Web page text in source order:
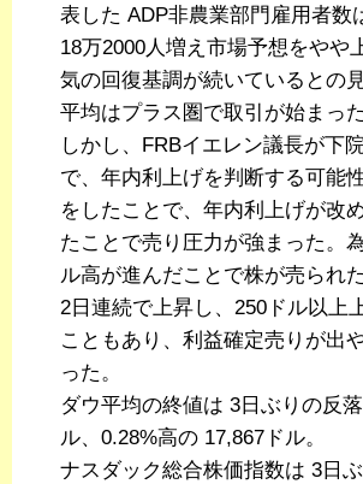
表した ADP非農業部門雇用者数
18万2000人増え市場予想をやや
気の回復基調が続いているとの
平均はプラス圏で取引が始まった
しかし、FRBイエレン議長が下
で、年内利上げを判断する可能
をしたことで、年内利上げが改
たことで売り圧力が強まった。
ル高が進んだことで株が売られた
2日連続で上昇し、250ドル以上
こともあり、利益確定売りが出
った。
ダウ平均の終値は 3日ぶりの反
ル、0.28%高の 17,867ドル。
ナスダック総合株価指数は 3日